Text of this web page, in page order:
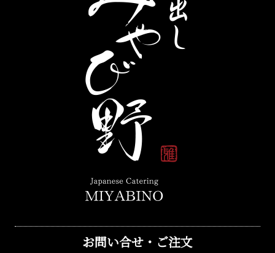
お問い合せ・ご注文